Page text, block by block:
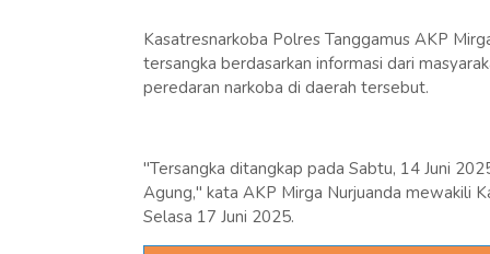
Kasatresnarkoba Polres Tanggamus AKP
tersangka berdasarkan informasi dari
peredaran narkoba di daerah tersebut.
"Tersangka ditangkap pada Sabtu, 14 Juni
Agung," kata AKP Mirga Nurjuanda mewakili
Selasa 17 Juni 2025.